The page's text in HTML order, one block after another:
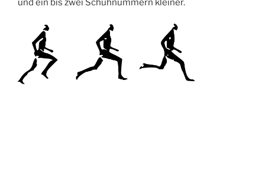
und ein bis zwei Schuhnummern kleiner.